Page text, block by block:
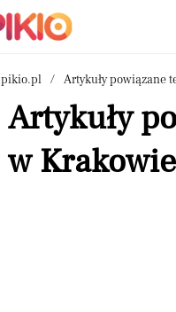
pikio.pl Artykuły powiązane
Artykuły
w Krakowie